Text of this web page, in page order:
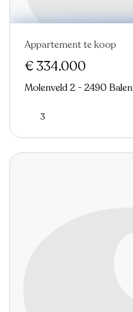
Appartement te koop
€ 334.000
Molenveld 2 - 2490 Balen
3